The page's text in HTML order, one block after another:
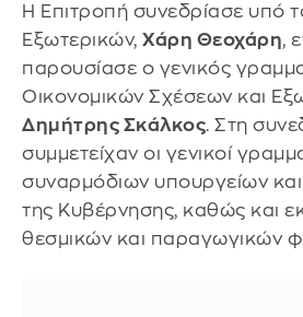
Η Επιτροπή συνεδρίασε υπό
Εξωτερικών, Χάρη Θεοχάρη,
παρουσίασε ο γενικός
Οικονομικών Σχέσεων και
Δημήτρης Σκάλκος. Στη
συμμετείχαν οι γενικοί
συναρμόδιων υπουργείων
της Κυβέρνησης, καθώς και
θεσμικών και παραγωγικών